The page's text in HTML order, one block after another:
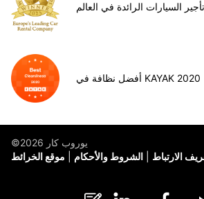
السيارات الرائدة في العالم
أفضل نظافة في KAYAK 2020
©يوروب كار 2026
موقع الخرائط
الشروط والأحكام الارتباط